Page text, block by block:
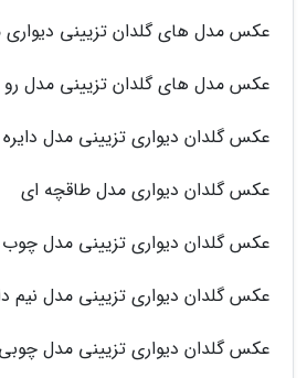
عکس مدل های گلدان تزیینی دیواری
عکس مدل های گلدان تزیینی مدل
عکس گلدان دیواری تزیینی مدل
عکس گلدان دیواری مدل طاقچه ای
عکس گلدان دیواری تزیینی مدل
عکس گلدان دیواری تزیینی مدل نیم
عکس گلدان دیواری تزیینی مدل چوبی